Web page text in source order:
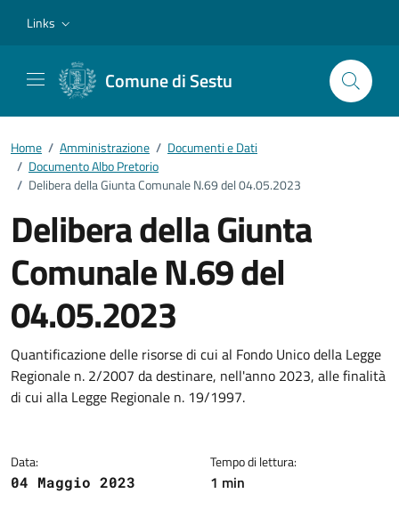
Links
Comune di Sestu
Home / Amministrazione / Documenti e Dati
/ Documento Albo Pretorio
/ Delibera della Giunta Comunale N.69 del 04.05.2023
Delibera della Giunta
Comunale N.69 del
04.05.2023
Dettagli del documento
Quantificazione delle risorse di cui al Fondo Unico della Legge
Regionale n. 2/2007 da destinare, nell'anno 2023, alle finalità
di cui alla Legge Regionale n. 19/1997.
Data:
04 Maggio 2023
Tempo di lettura:
1 min